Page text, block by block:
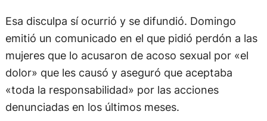
Esa disculpa sí ocurrió y se difundió. Domingo
emitió un comunicado en el que pidió perdón a las
mujeres que lo acusaron de acoso sexual por «el
dolor» que les causó y aseguró que aceptaba
«toda la responsabilidad» por las acciones
denunciadas en los últimos meses.